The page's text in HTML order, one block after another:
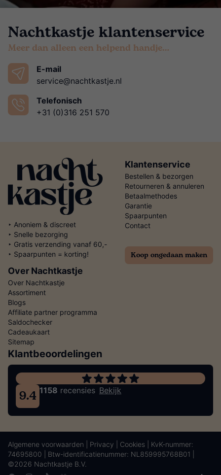
Nachtkastje klantenservice
Meer dan alleen een helpend handje…
E-mail
service@nachtkastje.nl
Telefonisch
+31 (0)316 251 570
‣ Anoniem & discreet
‣ Snelle bezorging
‣ Gratis verzending vanaf 60,-
‣ Spaarpunten = korting!
Klantenservice
Bestellen & bezorgen
Retourneren & annuleren
Betaalmethodes
Garantie
Spaarpunten
Contact
Koop ongedaan maken
Over Nachtkastje
Over Nachtkastje
Assortiment
Blogs
Affiliate partner programma
Saldochecker
Cadeaukaart
Sitemap
Klantbeoordelingen
9.4 1158 recensies Bekijk
Algemene voorwaarden Privacy Cookies | KvK-nummer:
74695800 | Btw-identificatienummer: NL859995768B01 |
©2026 Nachtkastje B.V.